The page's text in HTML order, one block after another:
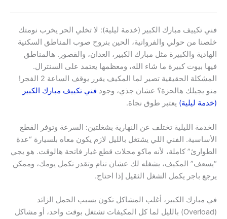
فني تكييف مبارك الكبير (خدمة ليلية): لا تخلي الحر يخرب نومتك
خلصنا من حولي والفروانية، الحين بنروح صوب المناطق السكنية
الهادية والكبيرة مثل مبارك الكبير، العدان، والقصور. هالمناطق
فيها بيوت كبيرة ما شاء الله، ومعظمها يعتمد على السنترال.
المشكلة الحقيقية تصير لما المكيف يقرر يوقف الساعة 2 الفجر!
منو يجيلك هالحزة؟ عشان جذي، وجود فني تكييف مبارك الكبير
(خدمة ليلية) يعتبر طوق نجاة.
الخدمة الليلية تختلف عن النهارية بشغلتين: السرعة وتوفر القطع
الأساسية. الفني اللي يشتغل بالليل لازم يكون معاه بلسيارة “عدة
الطوارئ” كاملة، لأنه ماكو محلات قطع غيار فاتحة هالوقت. هو يجي
“يسعف” المكيف، يشغله لك عشان تنام وتقدر تكمل يومك، وممكن
يرجع باجر يكمل الشغل الثقيل إذا احتاج.
في مبارك الكبير، أغلب المشاكل تكون بسبب الحمل الزائد
(Overload) بالليل لما كل المكيفات تشتغل بوقت واحد، أو مشاكل